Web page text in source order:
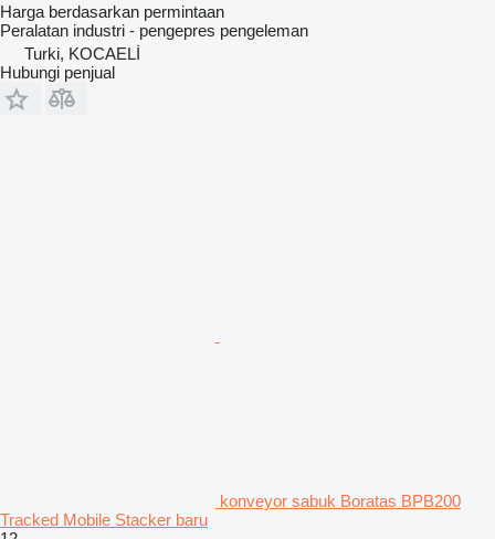
Harga berdasarkan permintaan
Peralatan industri - pengepres pengeleman
Turki, KOCAELİ
Hubungi penjual
konveyor sabuk Boratas BPB200
Tracked Mobile Stacker baru